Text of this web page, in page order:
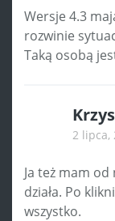
Wersje 4.3
rozwinie
Taką osobą
2 lipca,
Ja też mam
działa. Po
wszystko.